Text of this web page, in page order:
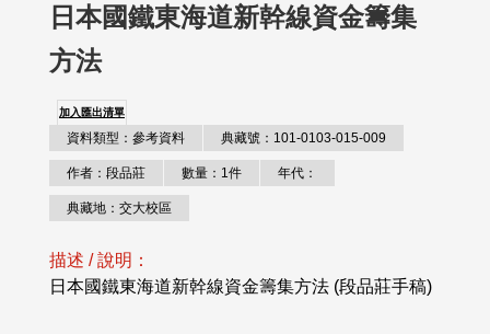
日本國鐵東海道新幹線資金籌集
方法
加入匯出清單
資料類型：參考資料 典藏號：101-0103-015-009
作者：段品莊 數量：1件 年代：
典藏地：交大校區
描述 / 說明：
日本國鐵東海道新幹線資金籌集方法 (段品莊手稿)